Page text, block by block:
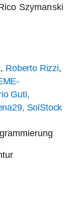
Szymanski
, Roberto Rizzi,
Guti,
SolStock